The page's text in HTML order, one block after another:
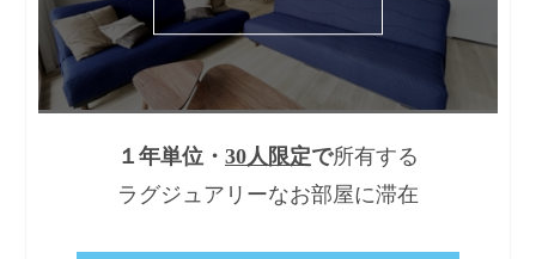
１年単位・ 30人限定で所有する
ラグジュアリーなお部屋に滞在